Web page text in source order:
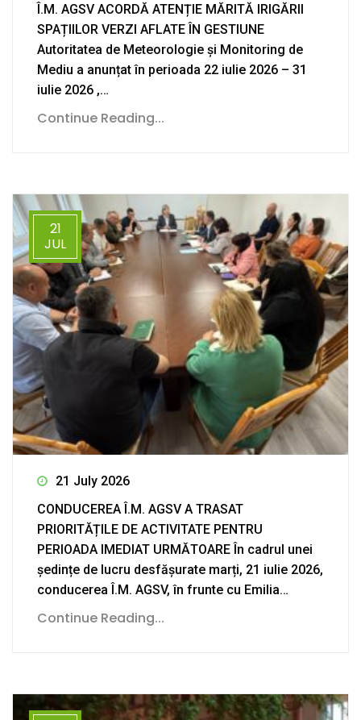
Î.M. AGSV ACORDĂ ATENȚIE MĂRITĂ IRIGĂRII
SPAȚIILOR VERZI AFLATE ÎN GESTIUNE
Autoritatea de Meteorologie și Monitoring de
Mediu a anunțat în perioada 22 iulie 2026 – 31
iulie 2026 ,…
Continue Reading...
21
JUL
21 July 2026
CONDUCEREA Î.M. AGSV A TRASAT
PRIORITĂȚILE DE ACTIVITATE PENTRU
PERIOADA IMEDIAT URMĂTOARE În cadrul unei
ședințe de lucru desfășurate marți, 21 iulie 2026,
conducerea Î.M. AGSV, în frunte cu Emilia…
Continue Reading...